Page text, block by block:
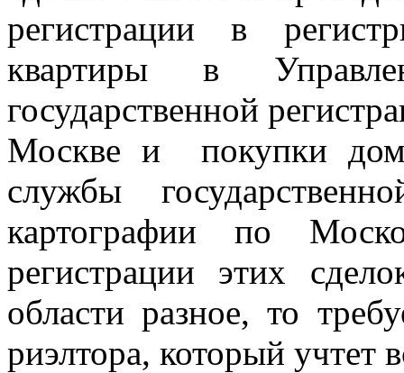
регистрации в
квартиры в
государственной
Москве и покупки
службы
картографии по
регистрации этих
области разное, то
риэлтора, который учтет